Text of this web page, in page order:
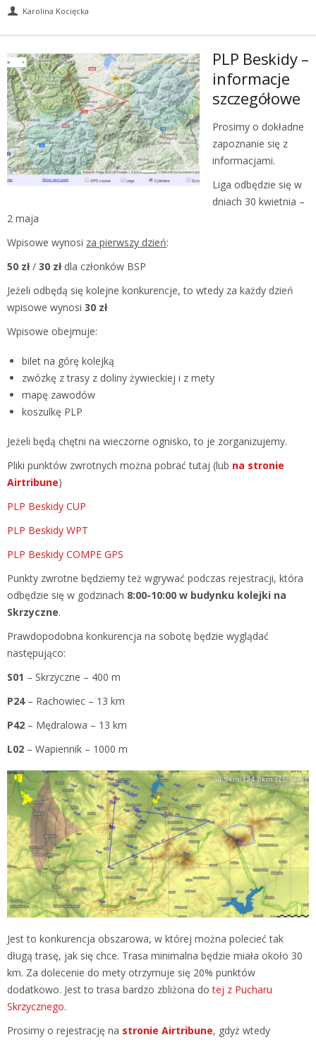
Karolina Kocięcka
PLP Beskidy –
informacje
szczegółowe
Prosimy o dokładne
zapoznanie się z
informacjami.
Liga odbędzie się w
dniach 30 kwietnia –
2 maja
Wpisowe wynosi za pierwszy dzień:
50 zł/ 30 złdla członków BSP
Jeżeli odbędą się kolejne konkurencje, to wtedy za każdy dzień
wpisowe wynosi 30 zł
Wpisowe obejmuje:
bilet na górę kolejką
zwózkę z trasy z doliny żywieckiej i z mety
mapę zawodów
koszulkę PLP
Jeżeli będą chętni na wieczorne ognisko, to je zorganizujemy.
Pliki punktów zwrotnych można pobrać tutaj (lub na stronie
Airtribune)
PLP Beskidy CUP
PLP Beskidy WPT
PLP Beskidy COMPE GPS
Punkty zwrotne będziemy też wgrywać podczas rejestracji, która
odbędzie się w godzinach 8:00-10:00 w budynku kolejki na
Skrzyczne.
Prawdopodobna konkurencja na sobotę będzie wyglądać
następująco:
S01 – Skrzyczne – 400 m
P24– Rachowiec – 13 km
P42 – Mędralowa – 13 km
L02 – Wapiennik – 1000 m
Jest to konkurencja obszarowa, w której można polecieć tak
długą trasę, jak się chce. Trasa minimalna będzie miała około 30
km. Za dolecenie do mety otrzymuje się 20% punktów
dodatkowo. Jest to trasa bardzo zbliżona dotej z Pucharu
Skrzycznego.
Prosimy o rejestrację na stronie Airtribune, gdyż wtedy